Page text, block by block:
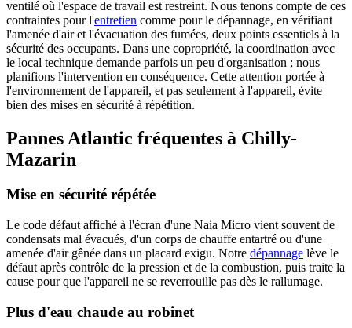
ventilé où l'espace de travail est restreint. Nous tenons compte de ces
contraintes pour l'entretien comme pour le dépannage, en vérifiant
l'amenée d'air et l'évacuation des fumées, deux points essentiels à la
sécurité des occupants. Dans une copropriété, la coordination avec
le local technique demande parfois un peu d'organisation ; nous
planifions l'intervention en conséquence. Cette attention portée à
l'environnement de l'appareil, et pas seulement à l'appareil, évite
bien des mises en sécurité à répétition.
Pannes Atlantic fréquentes à Chilly-
Mazarin
Mise en sécurité répétée
Le code défaut affiché à l'écran d'une Naia Micro vient souvent de
condensats mal évacués, d'un corps de chauffe entartré ou d'une
amenée d'air gênée dans un placard exigu. Notre dépannage lève le
défaut après contrôle de la pression et de la combustion, puis traite la
cause pour que l'appareil ne se reverrouille pas dès le rallumage.
Plus d'eau chaude au robinet